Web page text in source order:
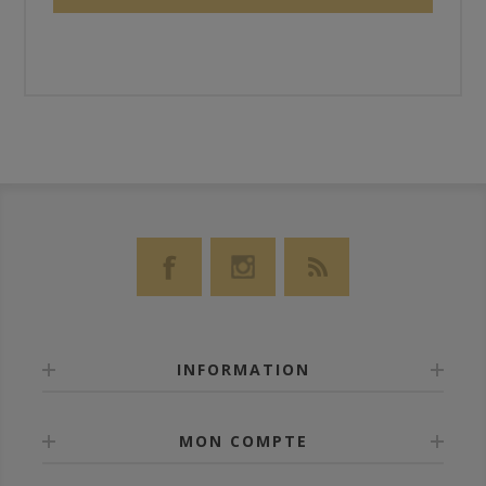
INFORMATION
MON COMPTE